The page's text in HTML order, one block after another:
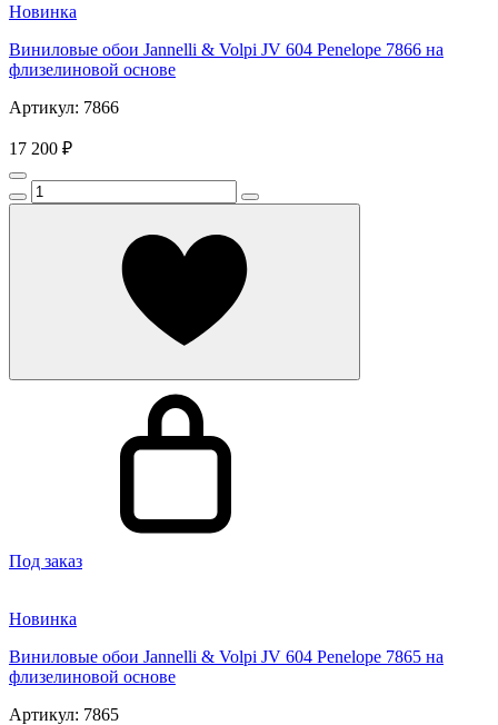
Новинка
Виниловые обои Jannelli & Volpi JV 604 Penelope 7866 на
флизелиновой основе
Артикул: 7866
17 200 ₽
Под заказ
Новинка
Виниловые обои Jannelli & Volpi JV 604 Penelope 7865 на
флизелиновой основе
Артикул: 7865